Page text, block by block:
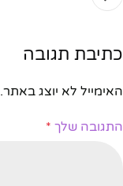
כתיבת תגובה
האימייל לא יוצג באתר.
התגובה שלך *